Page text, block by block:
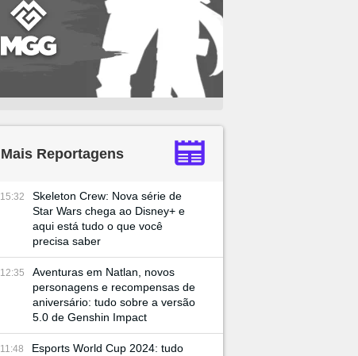
Mais Reportagens
15:32
Skeleton Crew: Nova série de
Star Wars chega ao Disney+ e
aqui está tudo o que você
precisa saber
12:35
Aventuras em Natlan, novos
personagens e recompensas de
aniversário: tudo sobre a versão
5.0 de Genshin Impact
11:48
Esports World Cup 2024: tudo